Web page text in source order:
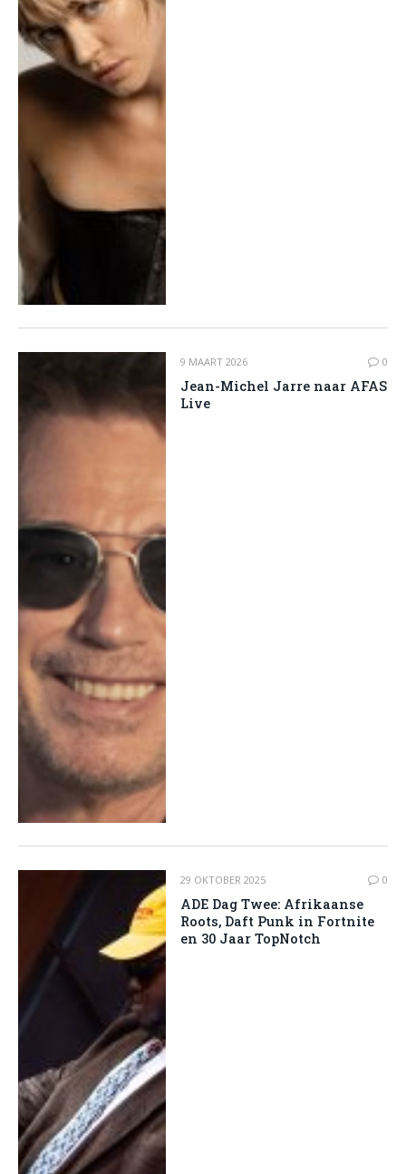
9 MAART 2026 0
Jean-Michel Jarre naar AFAS
Live
29 OKTOBER 2025 0
ADE Dag Twee: Afrikaanse
Roots, Daft Punk in Fortnite
en 30 Jaar TopNotch